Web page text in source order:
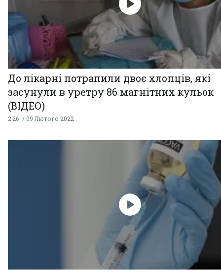
До лікарні потрапили двоє хлопців, які
засунули в уретру 86 магнітних кульок
(ВІДЕО)
2:26 09 Лютого 2022